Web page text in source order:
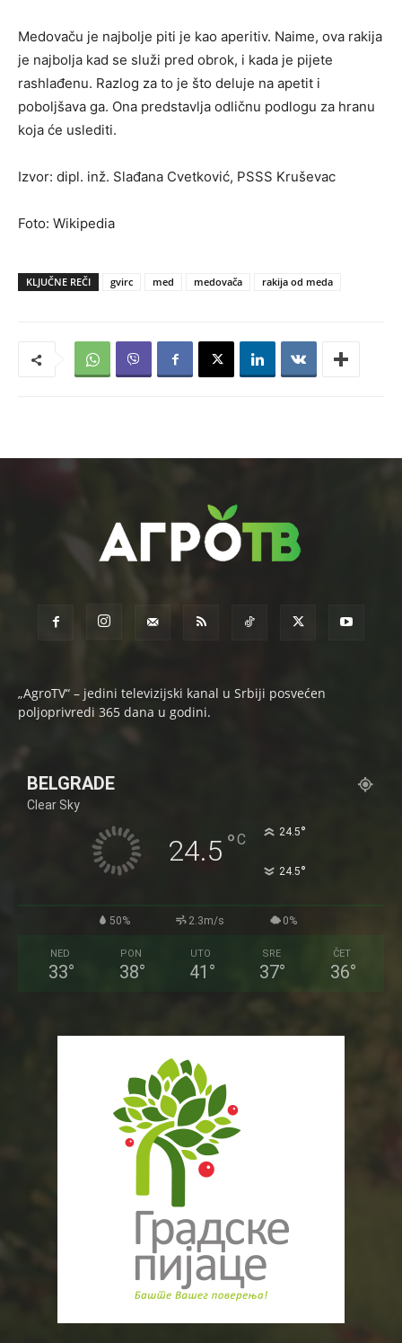
Medovaču je najbolje piti je kao aperitiv. Naime, ova rakija
je najbolja kad se služi pred obrok, i kada je pijete
rashlađenu. Razlog za to je što deluje na apetit i
poboljšava ga. Ona predstavlja odličnu podlogu za hranu
koja će uslediti.
Izvor: dipl. inž. Slađana Cvetković, PSSS Kruševac
Foto: Wikipedia
KLJUČNE REČI gvirc med medovača rakija od meda
„AgroTV“ – jedini televizijski kanal u Srbiji posvećen
poljoprivredi 365 dana u godini.
BELGRADE
Clear Sky
24.5 °C 24.5°
24.5°
50% 2.3m/s 0%
NED
33°
PON
38°
UTO
41 °
SRE
37°
ČET
36°